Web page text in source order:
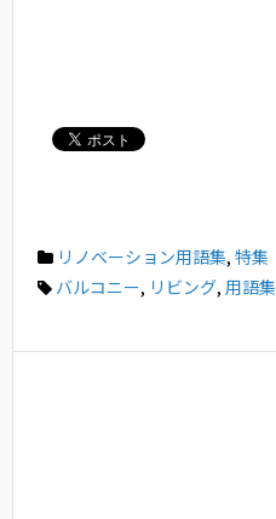
リノベーション用語集, 特集
バルコニー, リビング, 用語集